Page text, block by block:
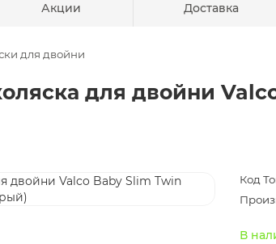
Акции Доставка
для двойни
для двойни
Код
В